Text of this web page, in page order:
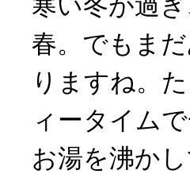
春。でもま
りますね。
ィータイム
お湯を沸か